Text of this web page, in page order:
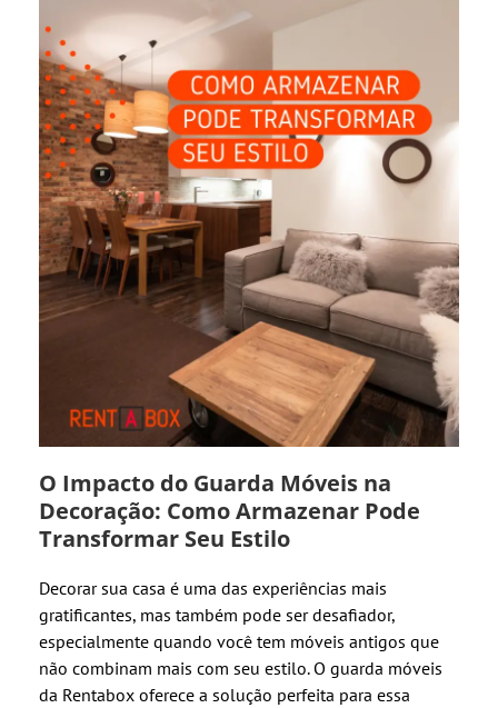
O Impacto do Guarda Móveis na
Decoração: Como Armazenar Pode
Transformar Seu Estilo
Decorar sua casa é uma das experiências mais
gratificantes, mas também pode ser desafiador,
especialmente quando você tem móveis antigos que
não combinam mais com seu estilo. O guarda móveis
da Rentabox oferece a solução perfeita para essa